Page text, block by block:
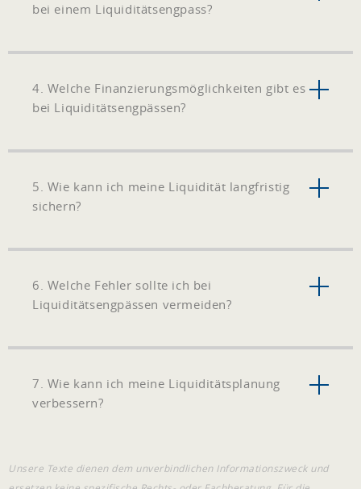
bei einem Liquiditätsengpass?
4. Welche Finanzierungsmöglichkeiten gibt es
bei Liquiditätsengpässen?
5. Wie kann ich meine Liquidität langfristig
sichern?
6. Welche Fehler sollte ich bei
Liquiditätsengpässen vermeiden?
7. Wie kann ich meine Liquiditätsplanung
verbessern?
Unsere Texte dienen dem unverbindlichen Informationszweck und